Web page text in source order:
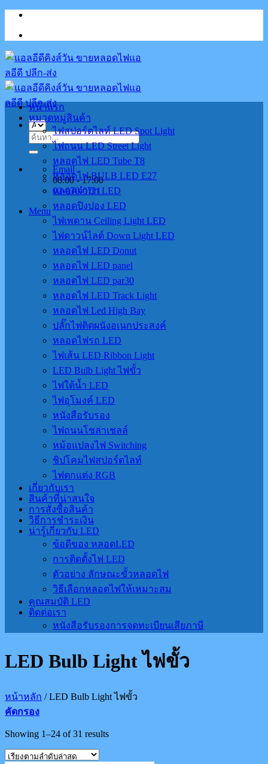
Skip
content
ค้นหา:
Email
08:00 - 17:00
02-070-0711
Menu
หน้าแรก
หมวดหมู่สินค้า
ไฟสปอร์ตไลท์ LED Spot Light
ไฟถนน LED Street Light
หลอดไฟ LED Tube T8
หลอดไฟ BULB LED E27
หลอดจำปา LED
หลอดปิงปอง LED
ไฟเพดาน Ceiling Light LED
ไฟดาวน์ไลต์ Down Light LED
หลอดไฟ LED Donut
หลอดไฟ LED panel
หลอดไฟ LED par30
หลอดไฟ LED Track Light
หลอดไฟ Led High Bay
ปลั๊กไฟติดผนังอเนกประสงค์
หลอดไฟรถ LED
ไฟเส้น LED Ribbon Light
LED Bulb Light ไฟขั้ว
ไฟใต้น้ำ LED
ไฟอุโมงค์ LED
หนังสือรับรอง
ไฟถนนโซล่าเชลล์
หม้อแปลงไฟ Switching
ชิปโคมไฟสปอร์ตไลท์
ไฟตกแต่ง RGB
เกี่ยวกับเรา
สินค้าที่น่าสนใจ
การสั่งซื้อสินค้า
วิธีการชำระเงิน
น่ารู้เกี่ยวกับ LED
ข้อดีของ หลอดLED
การติดตั้งไฟ LED
ตัวอย่าง ลักษณะขั้วหลอดไฟ
วิธีเลือกหลอดไฟให้เหมาะสม
คุณสมบัติ LED
ติดต่อเรา
หนังสือรับรองการจดทะเบียนเสียภาษี
LED Bulb Light ไฟขั้ว
หน้าหลัก /LED Bulb Light ไฟขั้ว
คัดกรอง
Showing 1–24 of 31 results